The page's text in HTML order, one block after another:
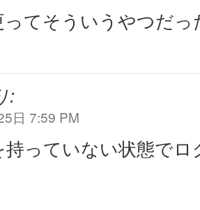
ってそういうやつだっ
:
日 7:59 PM
持っていない状態で